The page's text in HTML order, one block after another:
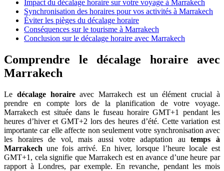
Impact du décalage horaire sur votre voyage à Marrakech
Synchronisation des horaires pour vos activités à Marrakech
Éviter les pièges du décalage horaire
Conséquences sur le tourisme à Marrakech
Conclusion sur le décalage horaire avec Marrakech
Comprendre le décalage horaire avec
Marrakech
Le décalage horaireavec Marrakech est un élément crucial à
prendre en compte lors de la planification de votre voyage.
Marrakech est située dans le fuseau horaire GMT+1 pendant les
heures d’hiver et GMT+2 lors des heures d’été. Cette variation est
importante car elle affecte non seulement votre synchronisation avec
les horaires de vol, mais aussi votre adaptation autemps à
Marrakech une fois arrivé. En hiver, lorsque l’heure locale est
GMT+1, cela signifie que Marrakech est en avance d’une heure par
rapport à Londres, par exemple. En revanche, pendant les mois